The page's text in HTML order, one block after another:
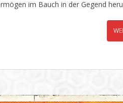
im Bauch in der Gegend